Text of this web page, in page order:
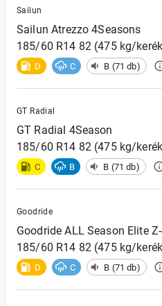
Sailun
Sailun Atrezzo 4Seasons
185/60 R14 82 (475 kg/
D C B (71 db)
GT Radial
GT Radial 4Season
185/60 R14 82 (475 kg/
C B B (71 db)
Goodride
Goodride ALL Season Elite
185/60 R14 82 (475 kg/
D C B (71 db)